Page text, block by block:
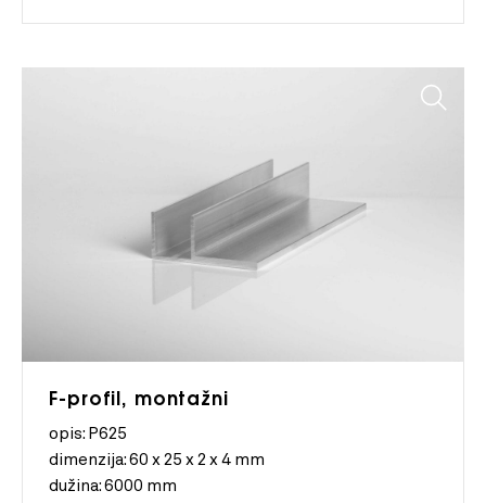
F-profil, montažni
opis: P625
dimenzija: 60 x 25 x 2 x 4 mm
dužina: 6000 mm